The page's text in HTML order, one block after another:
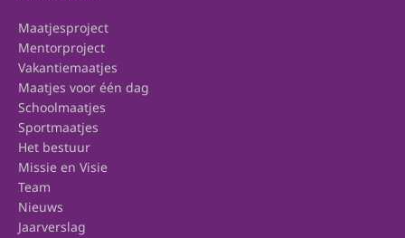
Maatjesproject
Mentorproject
Vakantiemaatjes
Maatjes voor één dag
Schoolmaatjes
Sportmaatjes
Het bestuur
Missie en Visie
Team
Nieuws
Jaarverslag